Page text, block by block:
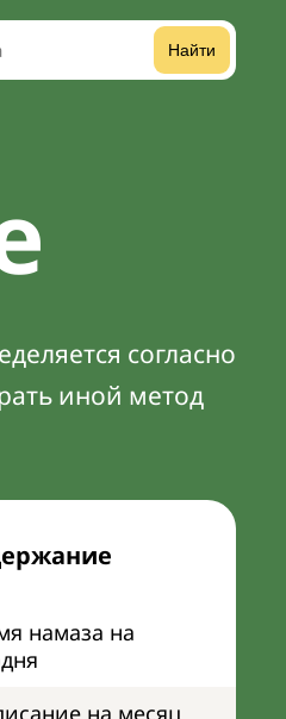
Найти
согласно
иной метод
намаза на
на месяц